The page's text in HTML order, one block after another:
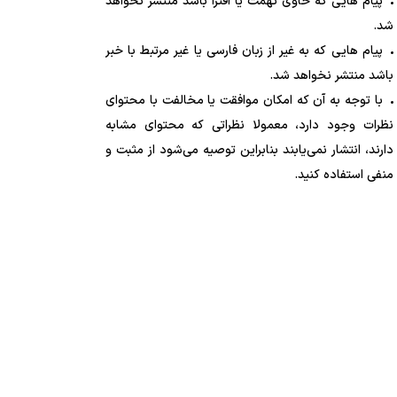
شد.
پیام هایی که به غیر از زبان فارسی یا غیر مرتبط با خبر
باشد منتشر نخواهد شد.
با توجه به آن که امکان موافقت یا مخالفت با محتوای
نظرات وجود دارد، معمولا نظراتی که محتوای مشابه
دارند، انتشار نمی‌یابند بنابراین توصیه می‌شود از مثبت و
منفی استفاده کنید.